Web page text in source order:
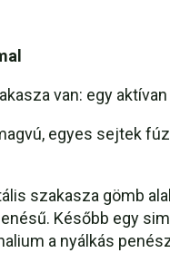
van: egy
egyes sejtek
szakasza gömb
Később egy
a nyálkás